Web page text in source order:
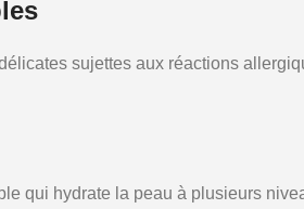
sujettes aux réactions
qui hydrate la peau à plusieurs